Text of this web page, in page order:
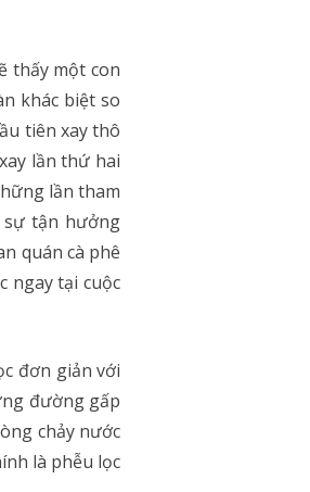
thấy một con
khác biệt so
tiên xay thô
lần thứ hai
lần tham
sự tận hưởng
quán cà phê
ngay tại cuộc
đơn giản với
đường gấp
chảy nước
là phễu lọc